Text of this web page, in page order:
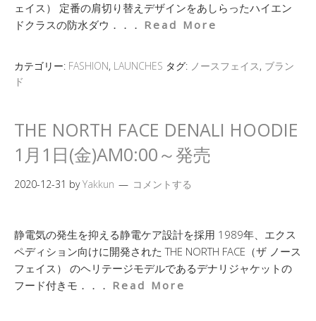
ェイス） 定番の肩切り替えデザインをあしらったハイエン
ドクラスの防水ダウ．．． Read More
カテゴリー: FASHION, LAUNCHES タグ: ノースフェイス, ブラン
ド
THE NORTH FACE DENALI HOODIE
1月1日(金)AM0:00～発売
2020-12-31 byYakkun コメントする
静電気の発生を抑える静電ケア設計を採用 1989年、エクス
ペディション向けに開発された THE NORTH FACE（ザ ノース
フェイス） のヘリテージモデルであるデナリジャケットの
フード付きモ．．． Read More